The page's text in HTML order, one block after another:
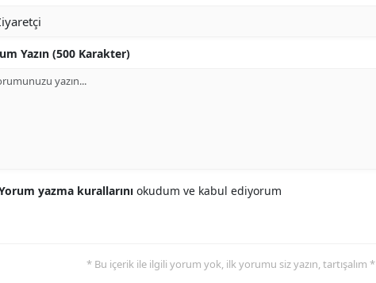
Yazın (500 Karakter)
yazma kurallarını okudum ve kabul ediyorum
* Bu içerik ile ilgili yorum yok, ilk yorumu siz yazın, tartışalım *